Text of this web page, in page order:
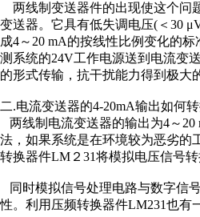
两线制变送器件的出现使这个问
变送器。它具有低失调电压(＜30
成4～20 mA的按线性比例变化的
测系统的24V工作电源送到电流变
的形式传输，抗干扰能力得到极大
二.电流变送器的4-20mA输出如何
两线制电流变送器的输出为4～
法，如果系统是在环境较为恶劣的
转换器件LM２31将模拟电压信号
同时模拟信号处理电路与数字信
性。利用压频转换器件LM231也有